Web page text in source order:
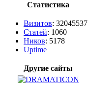
Статистика
Визитов: 32045537
Статей: 1060
Ников: 5178
Uptime
Другие сайты